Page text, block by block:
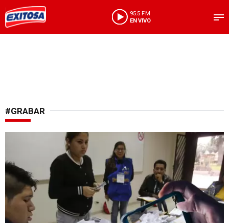
95.5 FM
EN VIVO
#GRABAR